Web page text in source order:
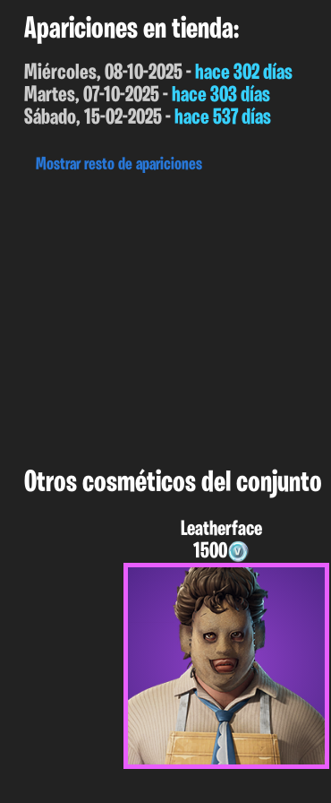
Apariciones en tienda:
Miércoles, 08-10-2025 -hace 302 días
Martes, 07-10-2025 -hace 303 días
Sábado, 15-02-2025 -hace 537 días
Mostrar resto de apariciones
Otros cosméticos del conjunto
Leatherface
1500